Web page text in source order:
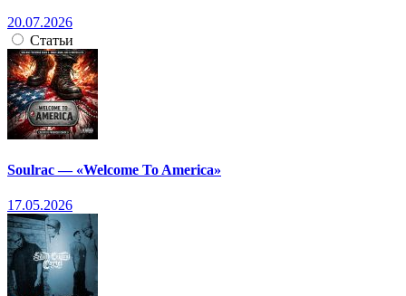
20.07.2026
Статьи
Soulrac — «Welcome To America»
17.05.2026